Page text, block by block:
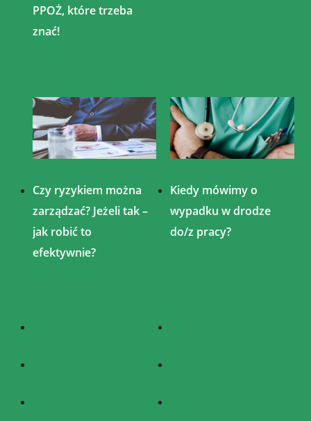
PPOŻ, które trzeba
znać!
Czy ryzykiem można
zarządzać? Jeżeli tak –
jak robić to
efektywnie?
Kiedy mówimy o
wypadku w drodze
do/z pracy?